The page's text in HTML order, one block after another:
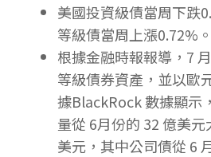
美國投資級債當周下跌
等級債當周上漲0.72%。
根據金融時報報導，7
等級債券資產，並以歐
據BlackRock 數據顯示
量從 6月份的 32 億美
美元，其中公司債從 6